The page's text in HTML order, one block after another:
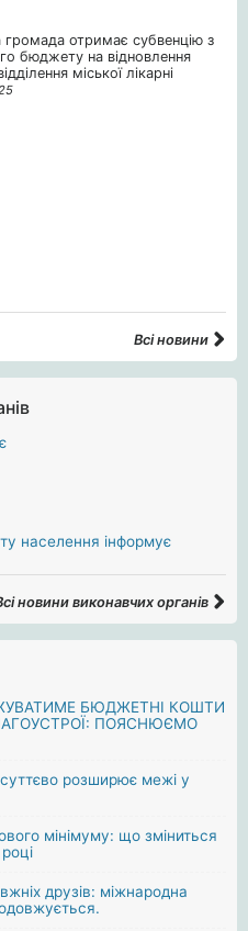
громада отримає субвенцію з
бюджету на відновлення
міської лікарні
Всі новини
населення інформує
новини виконавчих органів
БЮДЖЕТНІ КОШТИ
ПОЯСНЮЄМО
розширює межі у
мінімуму: що зміниться
друзів: міжнародна